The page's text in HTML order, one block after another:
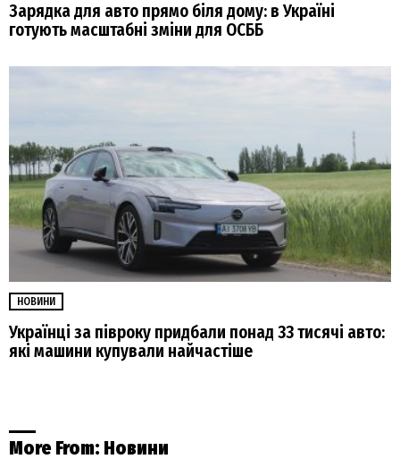
Зарядка для авто прямо біля дому: в Україні
готують масштабні зміни для ОСББ
НОВИНИ
Українці за півроку придбали понад 33 тисячі авто:
які машини купували найчастіше
More From: Новини